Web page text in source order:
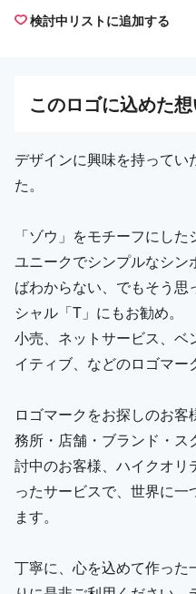
検討中リストに追加する
このロゴに込めた
デザインに興味を持ってい
た。
「ゾウ」をモチーフにした
ユニークでシンプルなシ
ばわからない、でもそう
シャル「T」にもお勧め。
小売、ネットサービス、ベ
イティブ、などのロゴマー
ロゴマークをお探しのお
務所・店舗・ブランド・ス
討中のお客様、ハイクオリ
ったサービスで、世界に
ます。
丁寧に、心を込めて作っ